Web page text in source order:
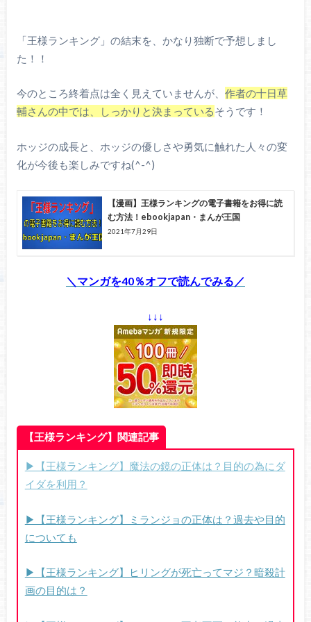
「王様ランキング」の結末を、かなり独断で予想しまし
た！！
今のところ終着点は全く見えていませんが、 作者の十日草
輔さんの中では、しっかりと決まっているそうです！
ホッジの成長と、ホッジの優しさや勇気に触れた人々の変
化が今後も楽しみですね(^-^)
【漫画】王様ランキングの電子書籍をお得に読
む方法！ebookjapan・まんが王国
2021年7月29日
＼マンガを40％オフで読んでみる／
↓↓↓
【王様ランキング】関連記事
▶【王様ランキング】魔法の鏡の正体は？目的の為にダ
イダを利用？
▶【王様ランキング】ミランジョの正体は？過去や目的
についても
▶【王様ランキング】ヒリングが死亡ってマジ？暗殺計
画の目的は？